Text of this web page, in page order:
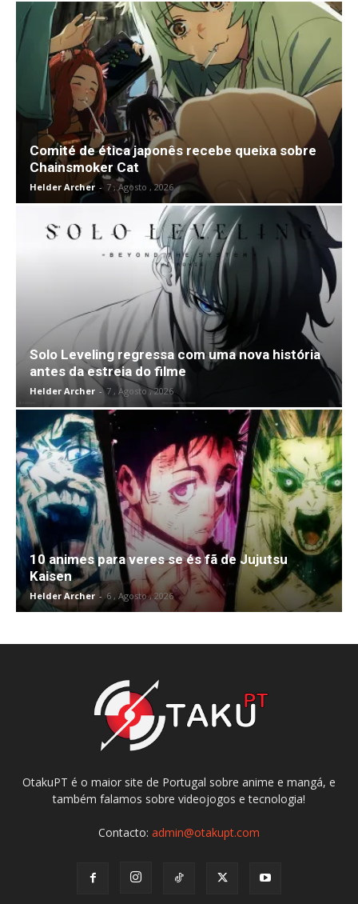
Comité de ética japonês recebe queixa sobre
Chainsmoker Cat
Helder Archer - 7 , Agosto , 2026
Solo Leveling regressa com uma nova história
antes da estreia do filme
Helder Archer - 7 , Agosto , 2026
10 animes para veres se és fã de Jujutsu
Kaisen
Helder Archer - 6 , Agosto , 2026
OtakuPT é o maior site de Portugal sobre anime e mangá, e
também falamos sobre videojogos e tecnologia!
Contacto: admin@otakupt.com